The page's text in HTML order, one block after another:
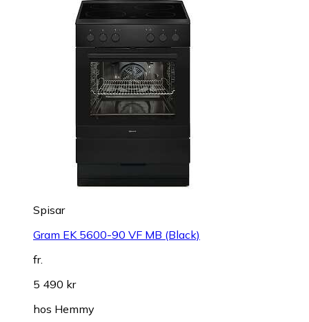
Spisar
Gram EK 5600-90 VF MB (Black)
fr.
5 490 kr
hos Hemmy